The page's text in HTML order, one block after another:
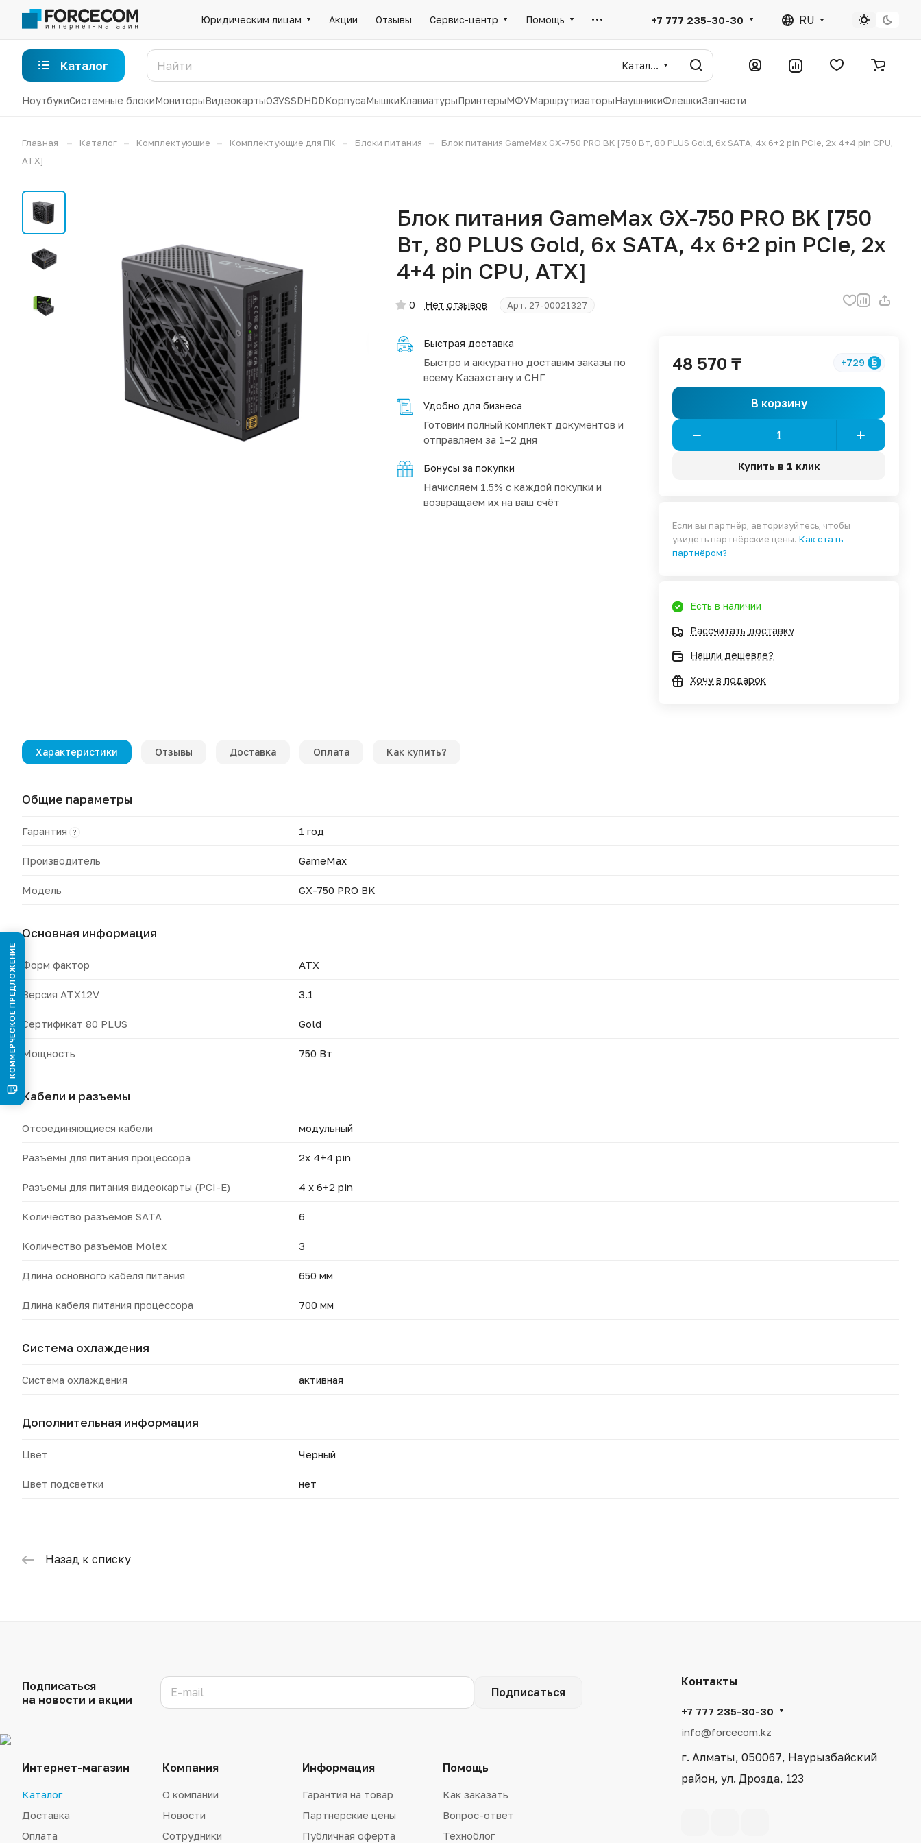
Юридическим лицам Акции Отзывы Сервис-центр Помощь +7 777 235-30-30 RU
Каталог Каталог
НоутбукиСистемные блокиМониторыВидеокартыОЗУSSDHDDКорпусаМышкиКлавиатурыПринтерыМФУМаршрутизаторыНаушникиФлешкиЗапчасти
Главная – Каталог – Комплектующие – Комплектующие для ПК – Блоки питания –
Блок питания GameMax GX-750 PRO BK [750 Вт, 80 PLUS Gold, 6x SATA, 4x 6+2 pin PCIe, 2x 4+4 pin CPU,
ATX]
Блок питания GameMax GX-750 PRO BK [750
Вт, 80 PLUS Gold, 6x SATA, 4x 6+2 pin PCIe, 2x
4+4 pin CPU, ATX]
0 Нет отзывов Арт. 27-00021327
Быстрая доставка
Быстро и аккуратно доставим заказы по
всему Казахстану и СНГ
Удобно для бизнеса
Готовим полный комплект документов и
отправляем за 1–2 дня
Бонусы за покупки
Начисляем 1.5% с каждой покупки и
возвращаем их на ваш счёт
48 570 ₸ +729
В корзину
Купить в 1 клик
Если вы партнёр, авторизуйтесь, чтобы
увидеть партнёрские цены.Как стать
партнёром?
Есть в наличии
Рассчитать доставку
Нашли дешевле?
Хочу в подарок
Характеристики Отзывы Доставка Оплата Как купить?
Общие параметры
Гарантия ? 1 год
Производитель GameMax
Модель GX-750 PRO BK
Основная информация
Форм фактор ATX
Версия ATX12V 3.1
Сертификат 80 PLUS Gold
Мощность 750 Вт
Кабели и разъемы
Отсоединяющиеся кабели модульный
Разъемы для питания процессора 2x 4+4 pin
Разъемы для питания видеокарты (PCI-E) 4 x 6+2 pin
Количество разъемов SATA 6
Количество разъемов Molex 3
Длина основного кабеля питания 650 мм
Длина кабеля питания процессора 700 мм
Система охлаждения
Система охлаждения активная
Дополнительная информация
Цвет Черный
Цвет подсветки нет
Назад к списку
Подписаться
на новости и акции
Подписаться
Интернет-магазин
Каталог
Доставка
Оплата
Компания
О компании
Новости
Сотрудники
Информация
Гарантия на товар
Партнерские цены
Публичная оферта
Помощь
Как заказать
Вопрос-ответ
Техноблог
Контакты
+7 777 235-30-30
info@forcecom.kz
г. Алматы, 050067, Наурызбайский
район, ул. Дрозда, 123
КОММЕРЧЕСКОЕ ПРЕДЛОЖЕНИЕ